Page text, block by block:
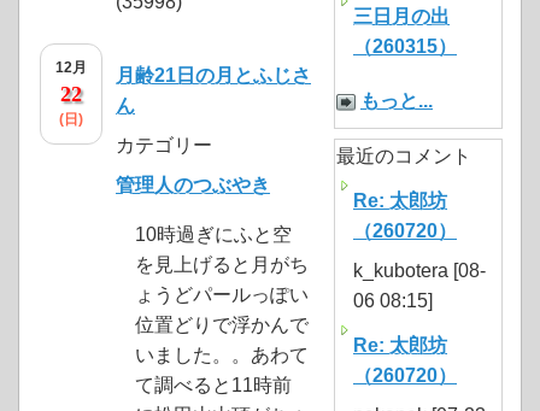
12月
22
(日)
月齢21日の月とふじさ
ん
カテゴリー
管理人のつぶやき
10時過ぎにふと空
を見上げると月がち
ょうどパールっぽい
位置どりで浮かんで
いました。。あわて
て調べると11時前
三日月の出
（260315）
もっと...
最近のコメント
Re: 太郎坊
（260720）
k_kubotera [08-
06 08:15]
Re: 太郎坊
（260720）